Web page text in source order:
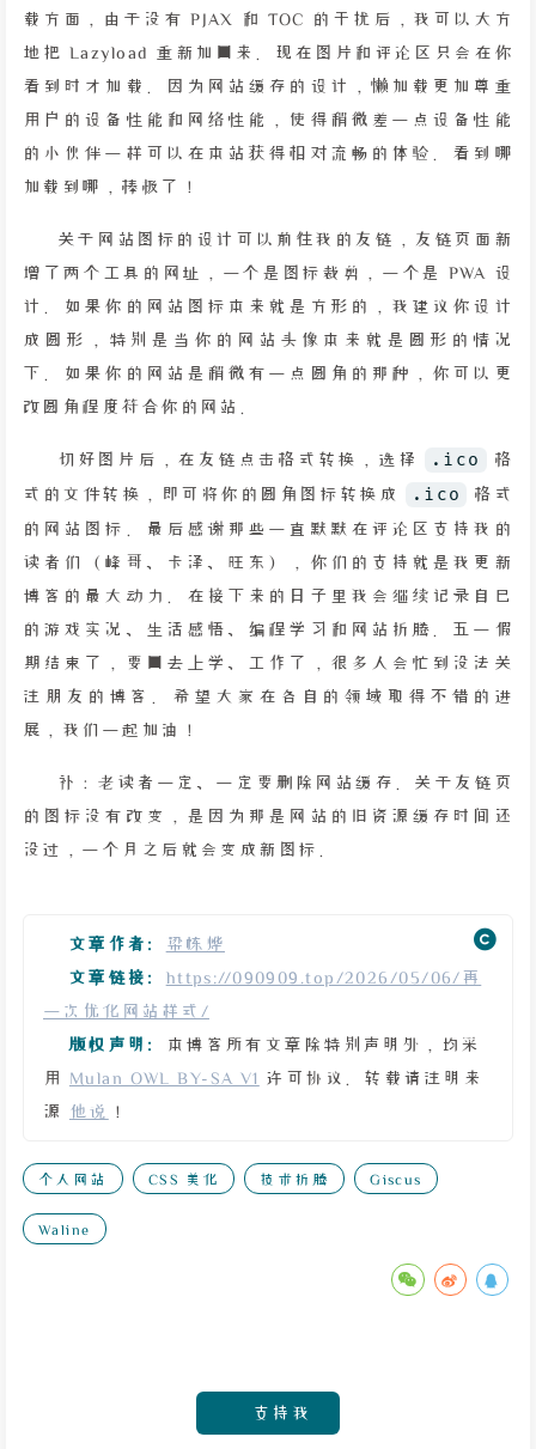
载方面，由于没有 PJAX 和 TOC 的干扰后，我可以大方
地把 Lazyload 重新加回来。现在图片和评论区只会在你
看到时才加载。因为网站缓存的设计，懒加载更加尊重
用户的设备性能和网络性能，使得稍微差一点设备性能
的小伙伴一样可以在本站获得相对流畅的体验。看到哪
加载到哪，棒极了！
关于网站图标的设计可以前往我的友链，友链页面新
增了两个工具的网址，一个是图标裁剪，一个是 PWA 设
计。如果你的网站图标本来就是方形的，我建议你设计
成圆形，特别是当你的网站头像本来就是圆形的情况
下。如果你的网站是稍微有一点圆角的那种，你可以更
改圆角程度符合你的网站。
切好图片后，在友链点击格式转换，选择 .ico
格
式的文件转换，即可将你的圆角图标转换成
.ico
格式
的网站图标。最后感谢那些一直默默在评论区支持我的
读者们（峰哥、卡泽、旺东），你们的支持就是我更新
博客的最大动力。在接下来的日子里我会继续记录自己
的游戏实况、生活感悟、编程学习和网站折腾。五一假
期结束了，要回去上学、工作了，很多人会忙到没法关
注朋友的博客。希望大家在各自的领域取得不错的进
展，我们一起加油！
补：老读者一定、一定要删除网站缓存。关于友链页
的图标没有改变，是因为那是网站的旧资源缓存时间还
没过，一个月之后就会变成新图标。
文章作者:
梁栋烨
文章链接:
https://090909.top/2026/05/06/再
一次优化网站样式/
版权声明:
本博客所有文章除特别声明外，均采
用 Mulan OWL BY-SA V1 许可协议。转载请注明来
源 他说 ！
个人网站 CSS 美化 技术折腾 Giscus
Waline
支持我